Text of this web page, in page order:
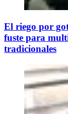
El riego por
fuste para
tradicionales